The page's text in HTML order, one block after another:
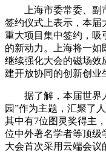
上海市委常委、副市
签约仪式上表示，本届
重大项目集中签约，吸
的新动力。上海将一如
继续强化大会的磁场效
建开放协同的创新创业
据了解，本届世界人
园”作为主题，汇聚了
其中有7位图灵奖得主
位中外著名学者等顶级
大会首次采用云端会